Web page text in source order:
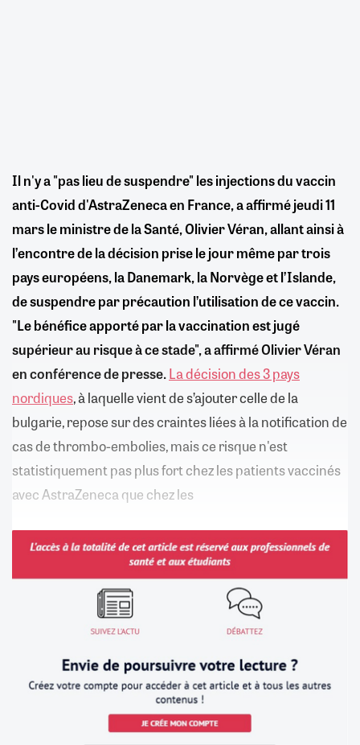
Il n'y a "pas lieu de suspendre" les injections du vaccin
anti-Covid d'AstraZeneca en France, a affirmé jeudi 11
mars le ministre de la Santé, Olivier Véran, allant ainsi à
l’encontre de la décision prise le jour même par trois
pays européens, la Danemark, la Norvège et l’Islande,
de suspendre par précaution l’utilisation de ce vaccin.
"Le bénéfice apporté par la vaccination est jugé
supérieur au risque à ce stade", a affirmé Olivier Véran
en conférence de presse.La décision des 3 pays
nordiques, à laquelle vient de s’ajouter celle de la
bulgarie, repose sur des craintes liées à la notification de
cas de thrombo-embolies, mais ce risque n'est
statistiquement pas plus fort chez les patients vaccinés
avec AstraZeneca que chez les